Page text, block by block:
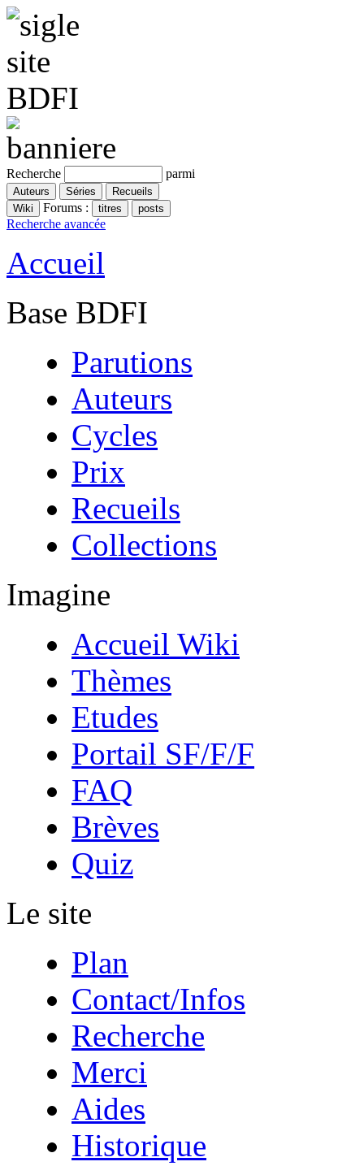
Recherche parmi
Forums :
Recherche avancée
Accueil
Base BDFI
Parutions
Auteurs
Cycles
Prix
Recueils
Collections
Imagine
Accueil Wiki
Thèmes
Etudes
Portail SF/F/F
FAQ
Brèves
Quiz
Le site
Plan
Contact/Infos
Recherche
Merci
Aides
Historique